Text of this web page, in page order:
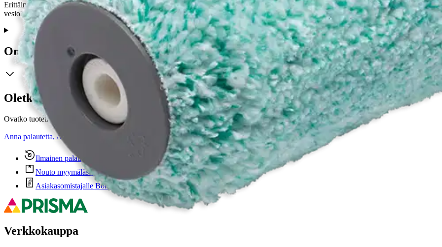
Erittäin laadukas maalaustela keskikarkeille pinnoille. Soveltuu erittäin hyvin sisäseinien ja -kattojen maalaamiseen. Maalaustelan
vesiohenteisille maaleille.
Ominaisuudet
Oletko tyytyväinen tuotetietoihin?
Ovatko tuotetiedot riittävät? Jos tuotetiedoissa on puutteita tai niitä voisi muuten parantaa, anna palautetta.
Anna palautetta, Avautuu uuteen välilehteen
Ilmainen palautus 30 päivää.*
Nouto myymälästä ilman toimituskuluja.
Asiakasomistajalle Bonusta jopa 5 %.*
Verkkokauppa